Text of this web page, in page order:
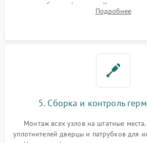
патрубках и фильтрах.
управления, восстановление
Подробнее
5. Сборка и контроль
Монтаж всех узлов на штатные
уплотнителей дверцы и патрубков для